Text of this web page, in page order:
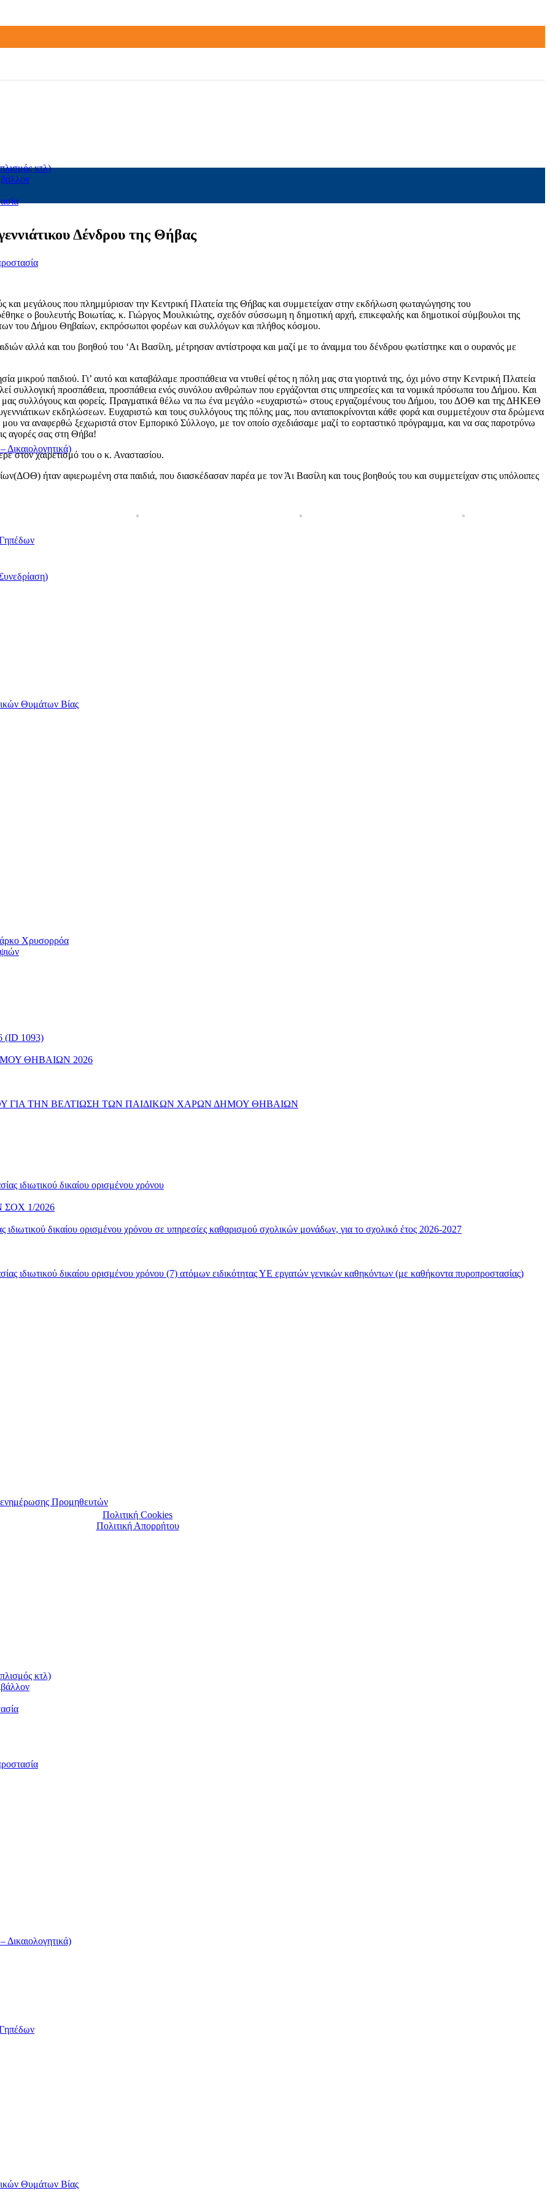
κτλ)
Θυμάτων Βίας
Χρυσορρόα
ενημέρωσης Προμηθευτών
Δένδρου της Θήβας
και μεγάλους που πλημμύρισαν την Κεντρική Πλατεία της Θήβας και συμμετείχαν στην εκδήλωση φωταγώγησης του
ο βουλευτής Βοιωτίας, κ. Γιώργος Μουλκιώτης, σχεδόν σύσσωμη η δημοτική αρχή, επικεφαλής και δημοτικοί σύμβουλοι της
του Δήμου Θηβαίων, εκπρόσωποι φορέων και συλλόγων και πλήθος κόσμου.
αλλά και του βοηθού του ‘Αι Βασίλη, μέτρησαν αντίστροφα και μαζί με το άναμμα του δένδρου φωτίστηκε και ο ουρανός με
μικρού παιδιού. Γι’ αυτό και καταβάλαμε προσπάθεια να ντυθεί φέτος η πόλη μας στα γιορτινά της, όχι μόνο στην Κεντρική Πλατεία
συλλογική προσπάθεια, προσπάθεια ενός συνόλου ανθρώπων που εργάζονται στις υπηρεσίες και τα νομικά πρόσωπα του Δήμου. Και
μας συλλόγους και φορείς. Πραγματικά θέλω να πω ένα μεγάλο «ευχαριστώ» στους εργαζομένους του Δήμου, του ΔΟΘ και της ΔΗΚΕΘ
εκδηλώσεων. Ευχαριστώ και τους συλλόγους της πόλης μας, που ανταποκρίνονται κάθε φορά και συμμετέχουν στα δρώμενα
να αναφερθώ ξεχωριστά στον Εμπορικό Σύλλογο, με τον οποίο σχεδιάσαμε μαζί το εορταστικό πρόγραμμα, και να σας παροτρύνω
αγορές σας στη Θήβα!
στον χαιρετισμό του ο κ. Αναστασίου.
ήταν αφιερωμένη στα παιδιά, που διασκέδασαν παρέα με τον Άι Βασίλη και τους βοηθούς του και συμμετείχαν στις υπόλοιπες
(ID 1093)
ΘΗΒΑΙΩΝ 2026
ΤΗΝ ΒΕΛΤΙΩΣΗ ΤΩΝ ΠΑΙΔΙΚΩΝ ΧΑΡΩΝ ΔΗΜΟΥ ΘΗΒΑΙΩΝ
ιδιωτικού δικαίου ορισμένου χρόνου
1/2026
δικαίου ορισμένου χρόνου σε υπηρεσίες καθαρισμού σχολικών μονάδων, για το σχολικό έτος 2026-2027
ιδιωτικού δικαίου ορισμένου χρόνου (7) ατόμων ειδικότητας ΥΕ εργατών γενικών καθηκόντων (με καθήκοντα πυροπροστασίας)
Πολιτική Cookies
Πολιτική Απορρήτου
κτλ)
Θυμάτων Βίας